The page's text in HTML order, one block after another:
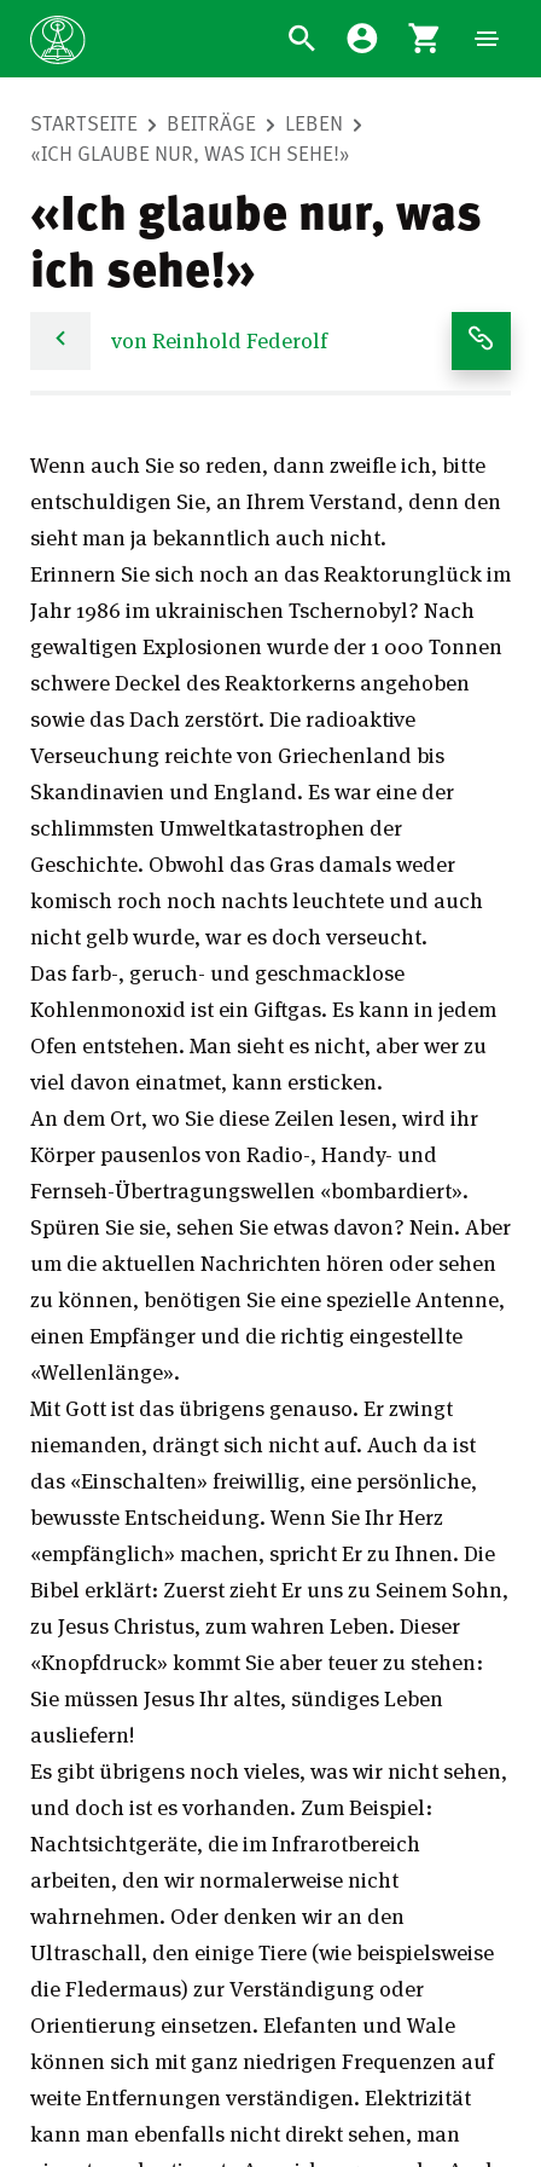
STARTSEITE BEITRÄGE
LEBEN
«ICH GLAUBE NUR, WAS ICH SEHE!»
«Ich glaube nur, was
ich sehe!»
von Reinhold Federolf
Wenn auch Sie so reden, dann zweifle ich, bitte
entschuldigen Sie, an Ihrem Verstand, denn den
sieht man ja bekanntlich auch nicht.
Erinnern Sie sich noch an das Reaktorunglück im
Jahr 1986 im ukrainischen Tschernobyl? Nach
gewaltigen Explosionen wurde der 1 000 Tonnen
schwere Deckel des Reaktorkerns angehoben
sowie das Dach zerstört. Die radioaktive
Verseuchung reichte von Griechenland bis
Skandinavien und England. Es war eine der
schlimmsten Umweltkatastrophen der
Geschichte. Obwohl das Gras damals weder
komisch roch noch nachts leuchtete und auch
nicht gelb wurde, war es doch verseucht.
Das farb-, geruch- und geschmacklose
Kohlenmonoxid ist ein Giftgas. Es kann in jedem
Ofen entstehen. Man sieht es nicht, aber wer zu
viel davon einatmet, kann ersticken.
An dem Ort, wo Sie diese Zeilen lesen, wird ihr
Körper pausenlos von Radio-, Handy- und
Fernseh-Übertragungswellen «bombardiert».
Spüren Sie sie, sehen Sie etwas davon? Nein. Aber
um die aktuellen Nachrichten hören oder sehen
zu können, benötigen Sie eine spezielle Antenne,
einen Empfänger und die richtig eingestellte
«Wellenlänge».
Mit Gott ist das übrigens genauso. Er zwingt
niemanden, drängt sich nicht auf. Auch da ist
das «Einschalten» freiwillig, eine persönliche,
bewusste Entscheidung. Wenn Sie Ihr Herz
«empfänglich» machen, spricht Er zu Ihnen. Die
Bibel erklärt: Zuerst zieht Er uns zu Seinem Sohn,
zu Jesus Christus, zum wahren Leben. Dieser
«Knopfdruck» kommt Sie aber teuer zu stehen:
Sie müssen Jesus Ihr altes, sündiges Leben
ausliefern!
Es gibt übrigens noch vieles, was wir nicht sehen,
und doch ist es vorhanden. Zum Beispiel:
Nachtsichtgeräte, die im Infrarotbereich
arbeiten, den wir normalerweise nicht
wahrnehmen. Oder denken wir an den
Ultraschall, den einige Tiere (wie beispielsweise
die Fledermaus) zur Verständigung oder
Orientierung einsetzen. Elefanten und Wale
können sich mit ganz niedrigen Frequenzen auf
weite Entfernungen verständigen. Elektrizität
kann man ebenfalls nicht direkt sehen, man